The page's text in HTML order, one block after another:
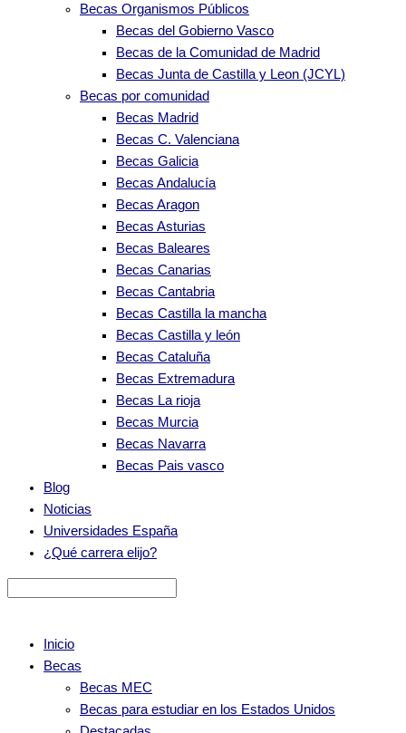
Becas Organismos Públicos
Becas del Gobierno Vasco
Becas de la Comunidad de Madrid
Becas Junta de Castilla y Leon (JCYL)
Becas por comunidad
Becas Madrid
Becas C. Valenciana
Becas Galicia
Becas Andalucía
Becas Aragon
Becas Asturias
Becas Baleares
Becas Canarias
Becas Cantabria
Becas Castilla la mancha
Becas Castilla y león
Becas Cataluña
Becas Extremadura
Becas La rioja
Becas Murcia
Becas Navarra
Becas Pais vasco
Blog
Noticias
Universidades España
¿Qué carrera elijo?
Inicio
Becas
Becas MEC
Becas para estudiar en los Estados Unidos